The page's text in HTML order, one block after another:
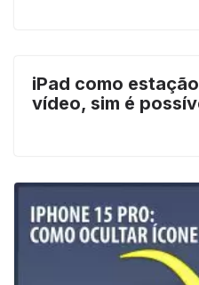
iPad como
vídeo, sim é